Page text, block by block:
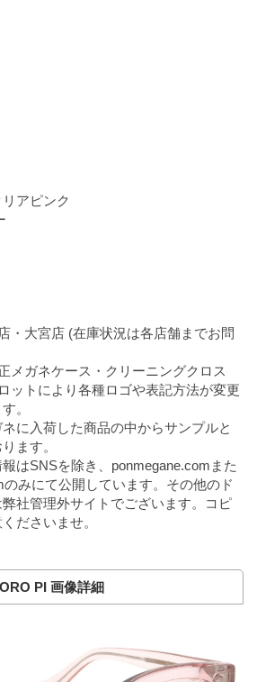
アピンク
・大宮店 (在庫状況は各店舗までお問
メガネケース・クリーニングクロス
ットにより各種ロゴや表記方法が変更
。
に入荷した商品の中からサンプルと
ます。
はSNSを除き、ponmegane.comまた
のみにて公開しています。その他のド
社管理外サイトでございます。コピ
ださいませ。
PI 画像詳細